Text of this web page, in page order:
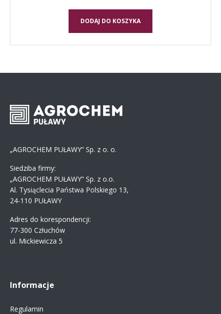
DODAJ DO KOSZYKA
„AGROCHEM PUŁAWY” Sp. z o. o.
Siedziba firmy:
„AGROCHEM PUŁAWY” Sp. z o.o.
Al. Tysiąclecia Państwa Polskiego 13,
24-110 PUŁAWY
Adres do korespondencji:
77-300 Człuchów
ul. Mickiewicza 5
Informacje
Regulamin